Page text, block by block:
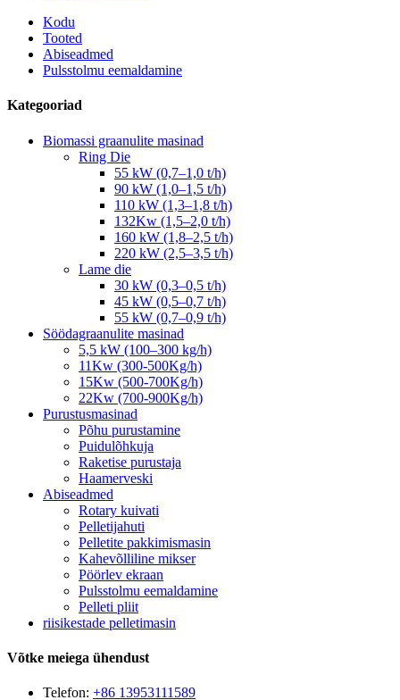
Kodu
Tooted
Abiseadmed
Pulsstolmu eemaldamine
Kategooriad
Biomassi graanulite masinad
Ring Die
55 kW (0,7–1,0 t/h)
90 kW (1,0–1,5 t/h)
110 kW (1,3–1,8 t/h)
132Kw (1,5–2,0 t/h)
160 kW (1,8–2,5 t/h)
220 kW (2,5–3,5 t/h)
Lame die
30 kW (0,3–0,5 t/h)
45 kW (0,5–0,7 t/h)
55 kW (0,7–0,9 t/h)
Söödagraanulite masinad
5,5 kW (100–300 kg/h)
11Kw (300-500Kg/h)
15Kw (500-700Kg/h)
22Kw (700-900Kg/h)
Purustusmasinad
Põhu purustamine
Puidulõhkuja
Raketise purustaja
Haamerveski
Abiseadmed
Rotary kuivati
Pelletijahuti
Pelletite pakkimismasin
Kahevõlliline mikser
Pöörlev ekraan
Pulsstolmu eemaldamine
Pelleti pliit
riisikestade pelletimasin
Võtke meiega ühendust
Telefon: +86 13953111589